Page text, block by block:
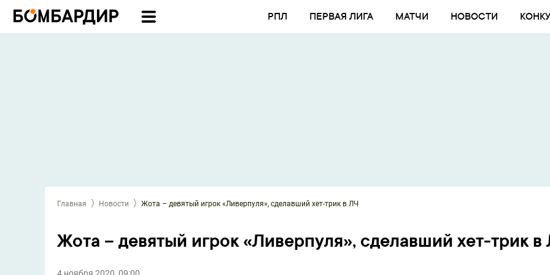
РПЛ ПЕРВАЯ ЛИГА МАТЧИ НОВОСТИ
Главная Новости Жота – девятый игрок «Ливерпуля», сделавший хет-трик в ЛЧ
Жота – девятый игрок «Ливерпуля», сделавший хет-трик
4 ноября 2020, 09:00